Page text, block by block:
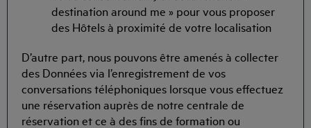
destination around me » pour vous proposer
des Hôtels à proximité de votre localisation
D’autre part, nous pouvons être amenés à collecter
des Données via l’enregistrement de vos
conversations téléphoniques lorsque vous effectuez
une réservation auprès de notre centrale de
réservation et ce à des fins de formation ou